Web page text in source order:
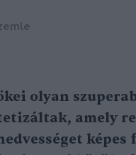
olyan
amely
képes